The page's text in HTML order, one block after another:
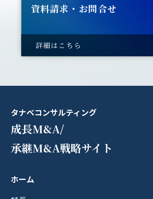
資料請求・お問合せ
詳細はこちら
タナベコンサルティング
成長M&A/
承継M&A戦略サイト
ホーム